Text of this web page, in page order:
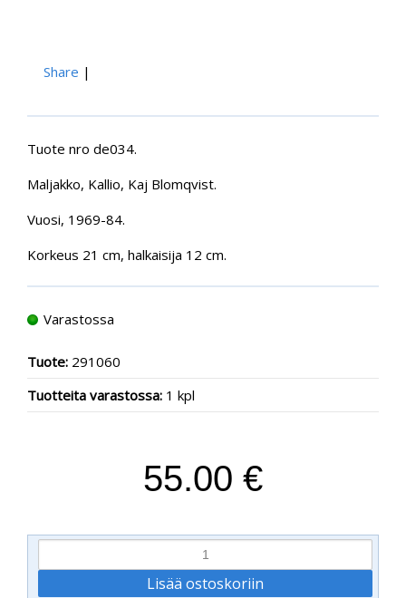
Share |
Tuote nro de034.
Maljakko, Kallio, Kaj Blomqvist.
Vuosi, 1969-84.
Korkeus 21 cm, halkaisija 12 cm.
Varastossa
Tuote: 291060
Tuotteita varastossa: 1 kpl
55.00 €